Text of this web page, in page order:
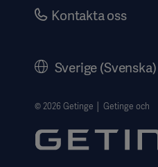
Karriär
Website use disclaimer
Kontakta oss
Sverige (Svenska)
© 2026 Getinge │ Getinge och